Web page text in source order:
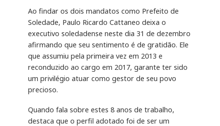
Ao findar os dois mandatos como Prefeito de
Soledade, Paulo Ricardo Cattaneo deixa o
executivo soledadense neste dia 31 de dezembro
afirmando que seu sentimento é de gratidão. Ele
que assumiu pela primeira vez em 2013 e
reconduzido ao cargo em 2017, garante ter sido
um privilégio atuar como gestor de seu povo
precioso.
Quando fala sobre estes 8 anos de trabalho,
destaca que o perfil adotado foi de ser um